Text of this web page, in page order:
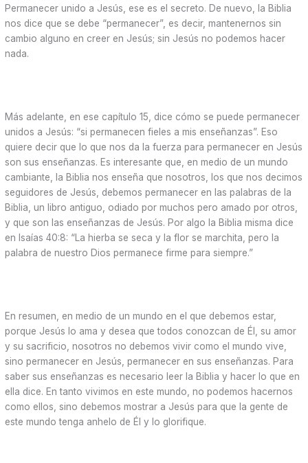
Permanecer unido a Jesús, ese es el secreto. De nuevo, la Biblia
nos dice que se debe “permanecer”, es decir, mantenernos sin
cambio alguno en creer en Jesús; sin Jesús no podemos hacer
nada.
Más adelante, en ese capítulo 15, dice cómo se puede permanecer
unidos a Jesús: “si permanecen fieles a mis enseñanzas”. Eso
quiere decir que lo que nos da la fuerza para permanecer en Jesús
son sus enseñanzas. Es interesante que, en medio de un mundo
cambiante, la Biblia nos enseña que nosotros, los que nos decimos
seguidores de Jesús, debemos permanecer en las palabras de la
Biblia, un libro antiguo, odiado por muchos pero amado por otros,
y que son las enseñanzas de Jesús. Por algo la Biblia misma dice
en Isaías 40:8: “La hierba se seca y la flor se marchita, pero la
palabra de nuestro Dios permanece firme para siempre.”
En resumen, en medio de un mundo en el que debemos estar,
porque Jesús lo ama y desea que todos conozcan de Él, su amor
y su sacrificio, nosotros no debemos vivir como el mundo vive,
sino permanecer en Jesús, permanecer en sus enseñanzas. Para
saber sus enseñanzas es necesario leer la Biblia y hacer lo que en
ella dice. En tanto vivimos en este mundo, no podemos hacernos
como ellos, sino debemos mostrar a Jesús para que la gente de
este mundo tenga anhelo de Él y lo glorifique.